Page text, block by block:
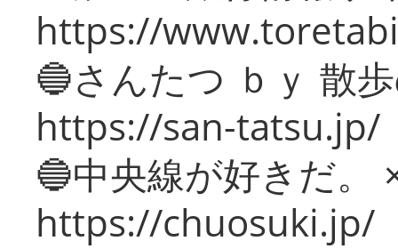
https://
🔵さんたつ ｂｙ 散
https://san-tatsu.jp/
🔵中央線が好きだ。
https://chuosuki.jp/